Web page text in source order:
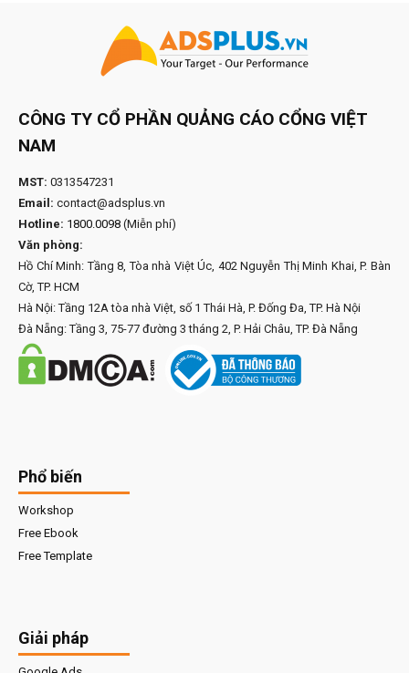
CÔNG TY CỔ PHẦN QUẢNG CÁO CỔNG VIỆT
NAM
MST: 0313547231
Email: contact@adsplus.vn
Hotline: 1800.0098 (Miễn phí)
Văn phòng:
Hồ Chí Minh: Tầng 8, Tòa nhà Việt Úc, 402 Nguyễn Thị Minh Khai, P. Bàn
Cờ, TP. HCM
Hà Nội: Tầng 12A tòa nhà Việt, số 1 Thái Hà, P. Đống Đa, TP. Hà Nội
Đà Nẵng: Tầng 3, 75-77 đường 3 tháng 2, P. Hải Châu, TP. Đà Nẵng
Phổ biến
Workshop
Free Ebook
Free Template
Giải pháp